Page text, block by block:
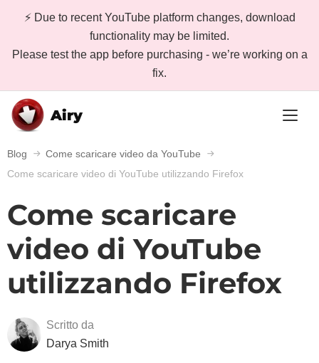
⚡ Due to recent YouTube platform changes, download
functionality may be limited.
Please test the app before purchasing - we’re working on a
fix.
Airy
Blog
Come scaricare video da YouTube
Come scaricare video di YouTube utilizzando Firefox
Come scaricare
video di YouTube
utilizzando Firefox
Scritto da
Darya Smith